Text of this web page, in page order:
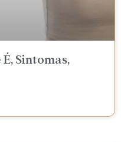
Sintomas,